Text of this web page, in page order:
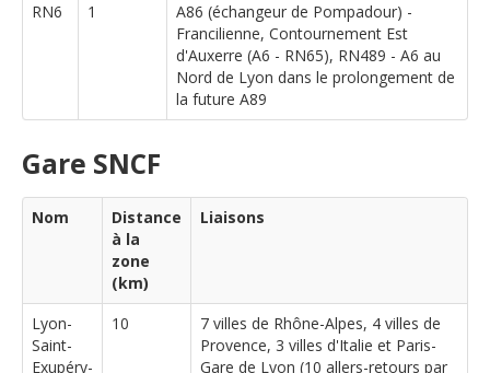
RN6 1
A86 (échangeur de Pompadour) -
Francilienne, Contournement Est
d'Auxerre (A6 - RN65), RN489 - A6 au
Nord de Lyon dans le prolongement de
la future A89
Gare SNCF
Nom
Distance
à la
zone
(km)
Liaisons
Lyon-
Saint-
Exupéry-
10
7 villes de Rhône-Alpes, 4 villes de
Provence, 3 villes d'Italie et Paris-
Gare de Lyon (10 allers-retours par